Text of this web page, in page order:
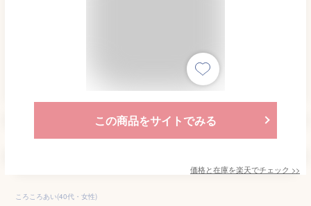
この商品をサイトでみる
価格と在庫を楽天でチェック >>
ころころあい(40代・女性)